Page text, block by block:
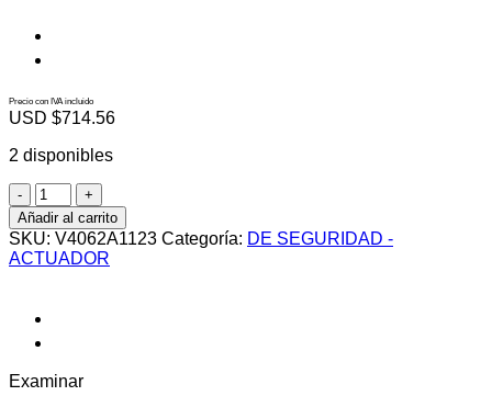
Precio con IVA incluido
USD $714.56
2 disponibles
V4062A1123
cantidad
Añadir al carrito
SKU: V4062A1123 Categoría: DE SEGURIDAD -
ACTUADOR
Examinar